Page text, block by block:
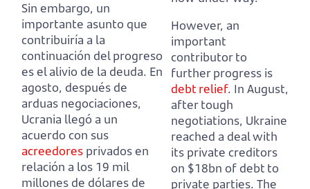
Sin embargo, un
importante asunto que
contribuiría a la
continuación del progreso
es el alivio de la deuda. En
agosto, después de
arduas negociaciones,
Ucrania llegó a un
acuerdo con sus
acreedores privados en
relación a los 19 mil
millones de dólares de
However, an
important
contributor to
further progress is
debt relief. In August,
after tough
negotiations, Ukraine
reached a deal with
its private creditors
on $18bn of debt to
private parties. The